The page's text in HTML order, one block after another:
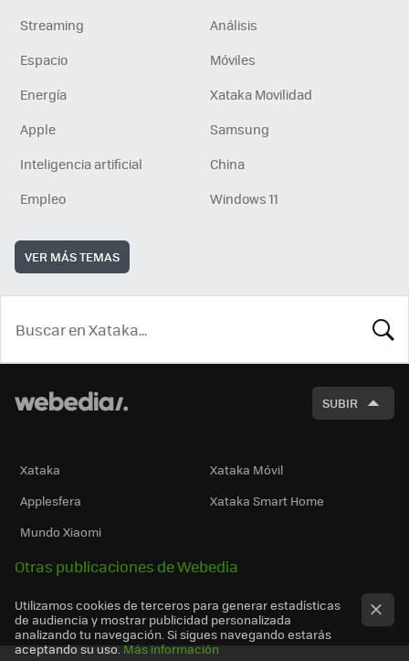
Streaming
Análisis
Espacio
Móviles
Energía
Xataka Movilidad
Apple
Samsung
Inteligencia artificial
China
Empleo
Windows 11
VER MÁS TEMAS
SUBIR
Xataka
Xataka Móvil
Applesfera
Xataka Smart Home
Mundo Xiaomi
Otras publicaciones de Webedia
Utilizamos cookies de terceros para generar estadísticas
de audiencia y mostrar publicidad personalizada
analizando tu navegación. Si sigues navegando estarás
aceptando su uso. Más información